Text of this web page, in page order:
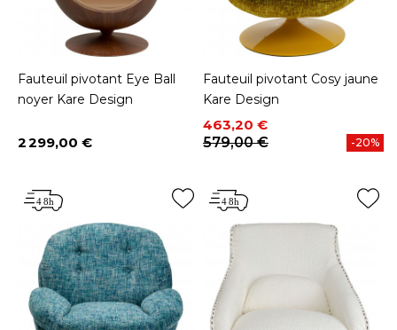
Fauteuil pivotant Eye Ball
noyer Kare Design
Prix
2 299,00 €
Fauteuil pivotant Cosy jaune
Kare Design
Prix
463,20 €
Prix de base
579,00 €
-20%